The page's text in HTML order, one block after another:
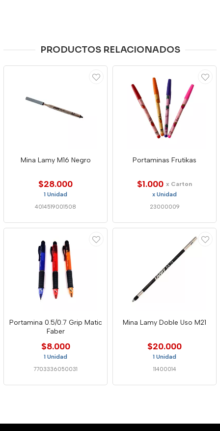
PRODUCTOS RELACIONADOS
Mina Lamy M16 Negro
$28.000
1 Unidad
4014519001508
Portaminas Frutikas
$1.000 x Carton
x Unidad
23000009
Portamina 0.5/0.7 Grip Matic
Faber
$8.000
1 Unidad
7703336050031
Mina Lamy Doble Uso M21
$20.000
1 Unidad
11400014